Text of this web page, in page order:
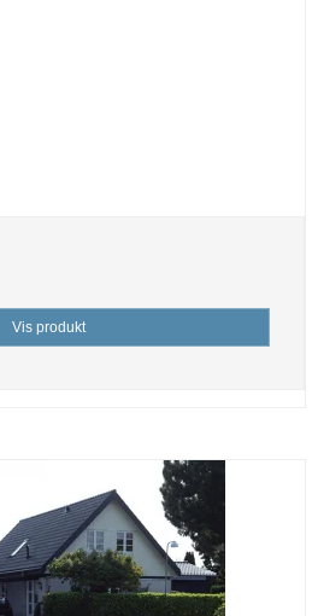
Vis produkt